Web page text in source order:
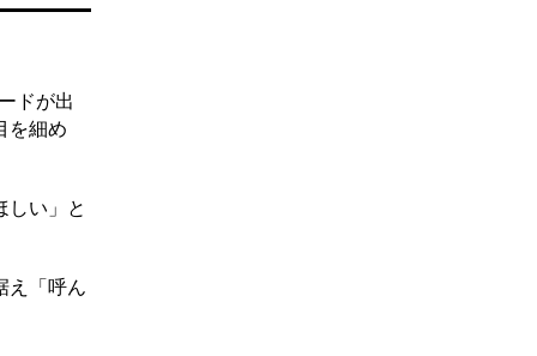
ドが出
を細め
しい」と
え「呼ん